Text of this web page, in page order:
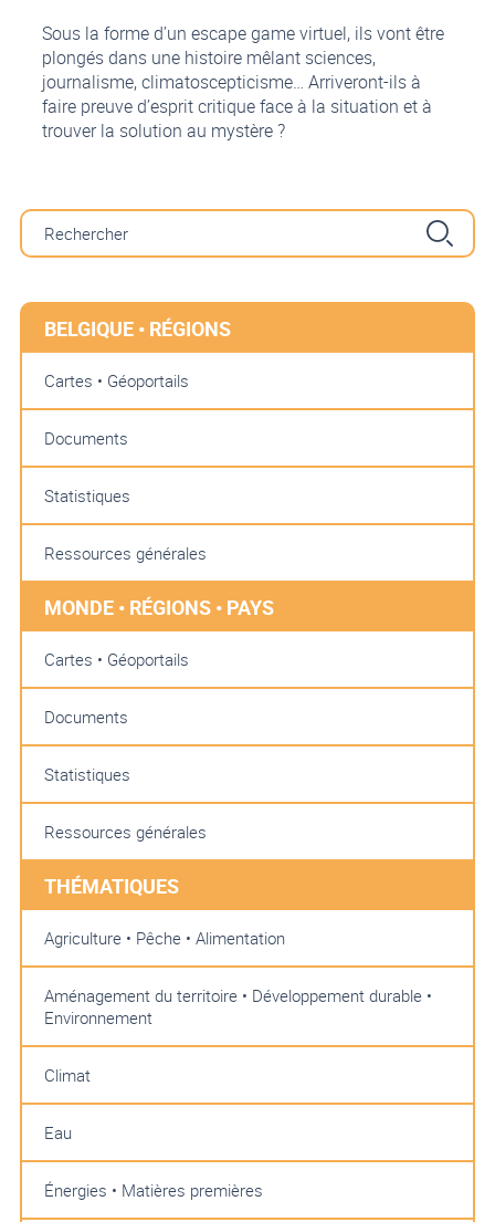
Sous la forme d’un escape game virtuel, ils vont être
plongés dans une histoire mêlant sciences,
journalisme, climatoscepticisme… Arriveront-ils à
faire preuve d’esprit critique face à la situation et à
trouver la solution au mystère ?
BELGIQUE • RÉGIONS
Cartes • Géoportails
Documents
Statistiques
Ressources générales
MONDE • RÉGIONS • PAYS
Cartes • Géoportails
Documents
Statistiques
Ressources générales
THÉMATIQUES
Agriculture • Pêche • Alimentation
Aménagement du territoire • Développement durable •
Environnement
Climat
Eau
Énergies • Matières premières